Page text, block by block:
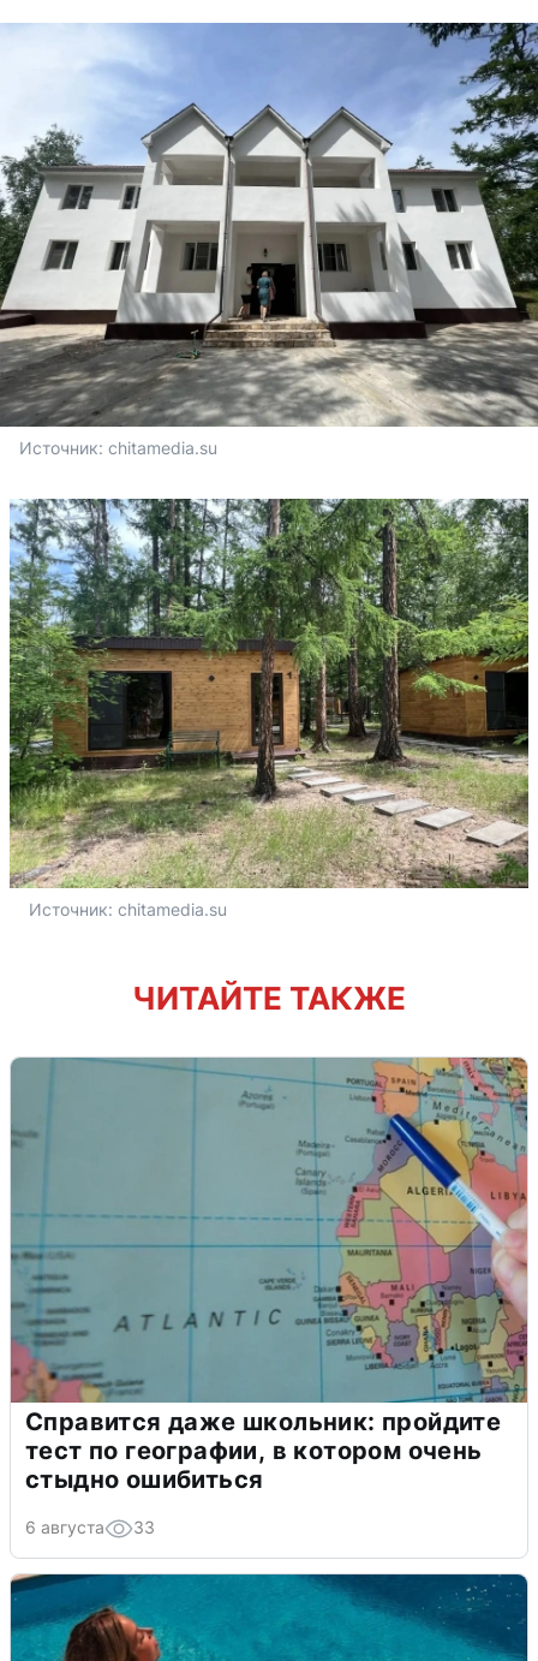
Источник: chitamedia.su
Источник: chitamedia.su
ЧИТАЙТЕ ТАКЖЕ
Справится даже школьник: пройдите
тест по географии, в котором очень
стыдно ошибиться
6 августа 33